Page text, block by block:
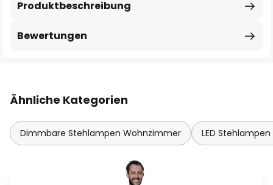
Produktbeschreibung
Bewertungen
Ähnliche Kategorien
Dimmbare Stehlampen Wohnzimmer LED